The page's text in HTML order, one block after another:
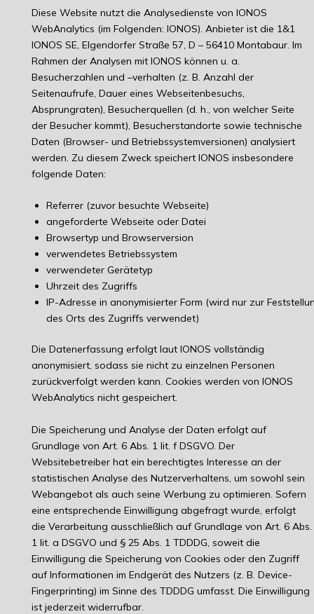
Diese Website nutzt die Analysedienste von IONOS
WebAnalytics (im Folgenden: IONOS). Anbieter ist die 1&1
IONOS SE, Elgendorfer Straße 57, D – 56410 Montabaur. Im
Rahmen der Analysen mit IONOS können u. a.
Besucherzahlen und –verhalten (z. B. Anzahl der
Seitenaufrufe, Dauer eines Webseitenbesuchs,
Absprungraten), Besucherquellen (d. h., von welcher Seite
der Besucher kommt), Besucherstandorte sowie technische
Daten (Browser- und Betriebssystemversionen) analysiert
werden. Zu diesem Zweck speichert IONOS insbesondere
folgende Daten:
Referrer (zuvor besuchte Webseite)
angeforderte Webseite oder Datei
Browsertyp und Browserversion
verwendetes Betriebssystem
verwendeter Gerätetyp
Uhrzeit des Zugriffs
IP-Adresse in anonymisierter Form (wird nur zur
des Orts des Zugriffs verwendet)
Die Datenerfassung erfolgt laut IONOS vollständig
anonymisiert, sodass sie nicht zu einzelnen Personen
zurückverfolgt werden kann. Cookies werden von IONOS
WebAnalytics nicht gespeichert.
Die Speicherung und Analyse der Daten erfolgt auf
Grundlage von Art. 6 Abs. 1 lit. f DSGVO. Der
Websitebetreiber hat ein berechtigtes Interesse an der
statistischen Analyse des Nutzerverhaltens, um sowohl sein
Webangebot als auch seine Werbung zu optimieren. Sofern
eine entsprechende Einwilligung abgefragt wurde, erfolgt
die Verarbeitung ausschließlich auf Grundlage von Art. 6 Abs.
1 lit. a DSGVO und § 25 Abs. 1 TDDDG, soweit die
Einwilligung die Speicherung von Cookies oder den Zugriff
auf Informationen im Endgerät des Nutzers (z. B. Device-
Fingerprinting) im Sinne des TDDDG umfasst. Die Einwilligung
ist jederzeit widerrufbar.